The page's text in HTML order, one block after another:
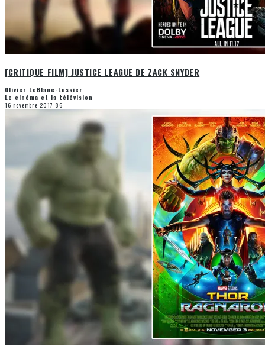
[CRITIQUE FILM] JUSTICE LEAGUE DE ZACK SNYDER
Olivier LeBlanc-Lussier
Le cinéma et la télévision
16 novembre 2017 86